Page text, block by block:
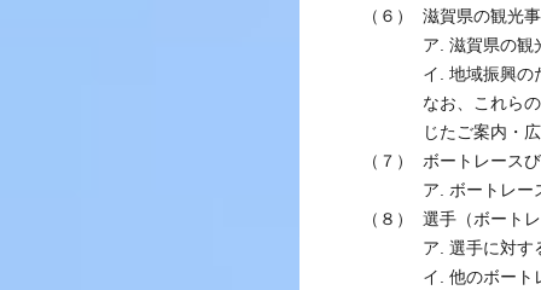
（６）
滋賀県の観光
ア. 滋賀県の観
イ. 地域振興の
なお、これら
じたご案内・
（７）
ボートレース
ア. ボートレー
（８）
選手（ボート
ア. 選手に対す
イ. 他のボート